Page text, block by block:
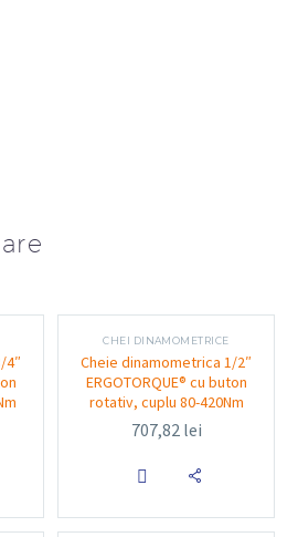
de 5°
rezistență, crom vanadiu
și utilizare
în special în locuri cu
4″
CHEI DINAMOMETRICE
Cheie dinamometrica 1/2″
ERGOTORQUE® cu buton
rotativ, cuplu 80-420Nm
707,82 lei
